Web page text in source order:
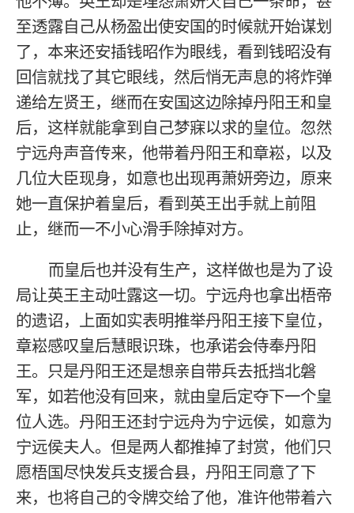
至透露自己从杨盈出使安国的时候就开始谋划
了，本来还安插钱昭作为眼线，看到钱昭没有
回信就找了其它眼线，然后悄无声息的将炸弹
递给左贤王，继而在安国这边除掉丹阳王和皇
后，这样就能拿到自己梦寐以求的皇位。忽然
宁远舟声音传来，他带着丹阳王和章崧，以及
几位大臣现身，如意也出现再萧妍旁边，原来
她一直保护着皇后，看到英王出手就上前阻
止，继而一不小心滑手除掉对方。
而皇后也并没有生产，这样做也是为了设
局让英王主动吐露这一切。宁远舟也拿出梧帝
的遗诏，上面如实表明推举丹阳王接下皇位，
章崧感叹皇后慧眼识珠，也承诺会侍奉丹阳
王。只是丹阳王还是想亲自带兵去抵挡北磐
军，如若他没有回来，就由皇后定夺下一个皇
位人选。丹阳王还封宁远舟为宁远侯，如意为
宁远侯夫人。但是两人都推掉了封赏，他们只
愿梧国尽快发兵支援合县，丹阳王同意了下
来，也将自己的令牌交给了他，准许他带着六